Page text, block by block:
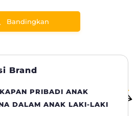
Bandingkan
Brand
PRIBADI ANAK
DALAM ANAK LAKI-LAKI